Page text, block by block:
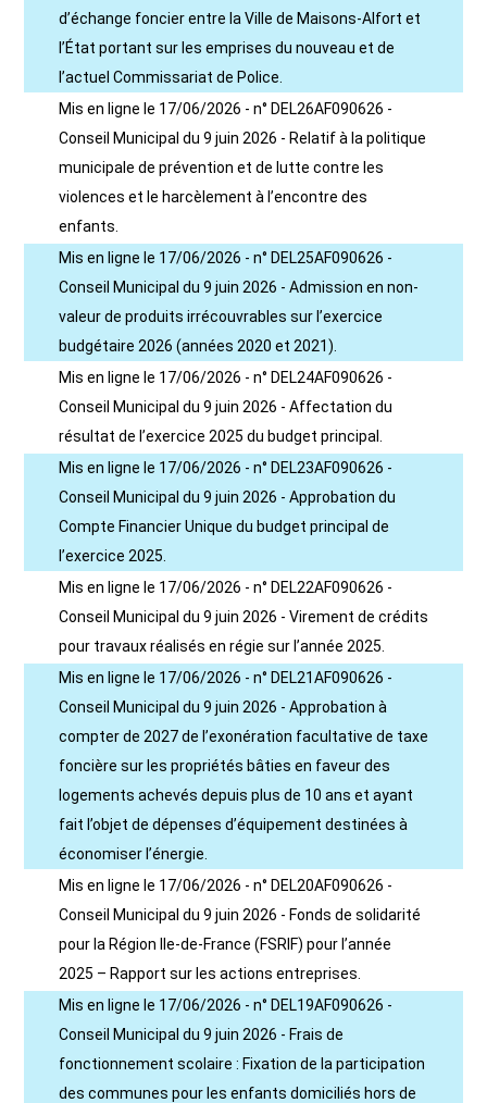
d’échange foncier entre la Ville de Maisons-Alfort et
l’État portant sur les emprises du nouveau et de
l’actuel Commissariat de Police.
Mis en ligne le 17/06/2026 - n° DEL26AF090626 -
Conseil Municipal du 9 juin 2026 - Relatif à la politique
municipale de prévention et de lutte contre les
violences et le harcèlement à l’encontre des
enfants.
Mis en ligne le 17/06/2026 - n° DEL25AF090626 -
Conseil Municipal du 9 juin 2026 - Admission en non-
valeur de produits irrécouvrables sur l’exercice
budgétaire 2026 (années 2020 et 2021).
Mis en ligne le 17/06/2026 - n° DEL24AF090626 -
Conseil Municipal du 9 juin 2026 - Affectation du
résultat de l’exercice 2025 du budget principal.
Mis en ligne le 17/06/2026 - n° DEL23AF090626 -
Conseil Municipal du 9 juin 2026 - Approbation du
Compte Financier Unique du budget principal de
l’exercice 2025.
Mis en ligne le 17/06/2026 - n° DEL22AF090626 -
Conseil Municipal du 9 juin 2026 - Virement de crédits
pour travaux réalisés en régie sur l’année 2025.
Mis en ligne le 17/06/2026 - n° DEL21AF090626 -
Conseil Municipal du 9 juin 2026 - Approbation à
compter de 2027 de l’exonération facultative de taxe
foncière sur les propriétés bâties en faveur des
logements achevés depuis plus de 10 ans et ayant
fait l’objet de dépenses d’équipement destinées à
économiser l’énergie.
Mis en ligne le 17/06/2026 - n° DEL20AF090626 -
Conseil Municipal du 9 juin 2026 - Fonds de solidarité
pour la Région Ile-de-France (FSRIF) pour l’année
2025 – Rapport sur les actions entreprises.
Mis en ligne le 17/06/2026 - n° DEL19AF090626 -
Conseil Municipal du 9 juin 2026 - Frais de
fonctionnement scolaire : Fixation de la participation
des communes pour les enfants domiciliés hors de